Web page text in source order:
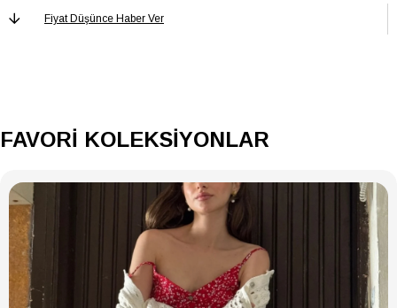
Taş Cinsi Yok
Fiyat Düşünce Haber Ver
FAVORİ KOLEKSİYONLAR